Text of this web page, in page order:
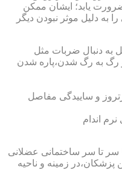
یابد؛ ایشان ممکن
به دلیل موثر نبودن دیگر
به دنبال ضربات مثل
به رگ شدن،پاره شدن
و ساییدگی مفاصل
اندام
سر تا سر ساختمانی عضلانی
پزشکان،در زمینه و ناحیه